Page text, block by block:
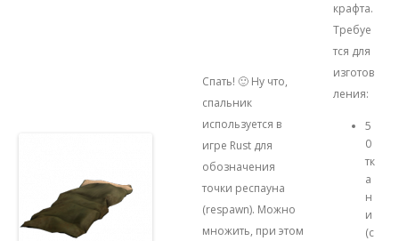
Спать! 🙂 Ну что,
спальник
используется в
игре Rust для
обозначения
точки респауна
(respawn). Можно
множить, при этом
крафта.
Требуе
тся для
изготов
ления:
5
0
тк
а
н
и
(c